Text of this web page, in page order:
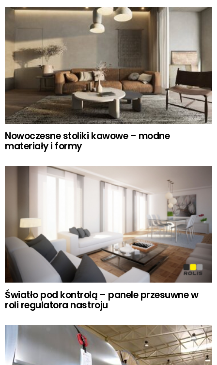
Nowoczesne stoliki kawowe – modne
materiały i formy
Światło pod kontrolą – panele przesuwne w
roli regulatora nastroju